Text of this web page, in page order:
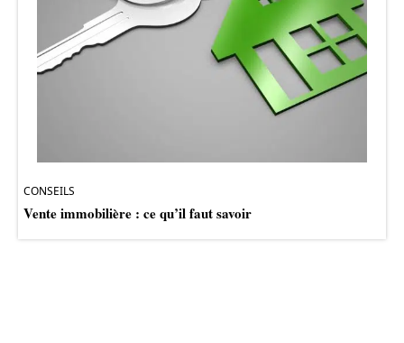
CONSEILS
Vente immobilière : ce qu’il faut savoir